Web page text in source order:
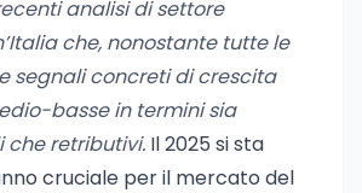
analisi di settore
che, nonostante tutte le
segnali concreti di crescita
basse in termini sia
che retributivi. Il 2025 si sta
cruciale per il mercato del